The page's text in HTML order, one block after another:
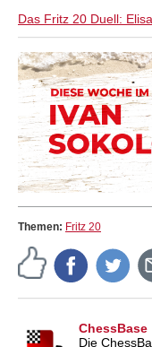
Das Fritz 20 Duell:
Themen: Fritz 20
ChessBase
Die